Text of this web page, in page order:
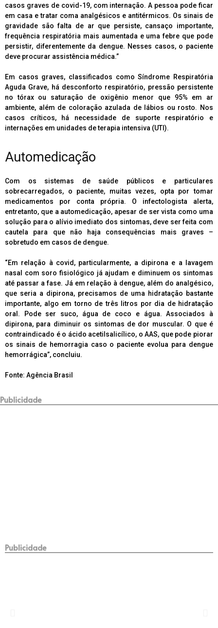
casos graves de covid-19, com internação. A pessoa pode ficar
em casa e tratar coma analgésicos e antitérmicos. Os sinais de
gravidade são falta de ar que persiste, cansaço importante,
frequência respiratória mais aumentada e uma febre que pode
persistir, diferentemente da dengue. Nesses casos, o paciente
deve procurar assistência médica.”
Em casos graves, classificados como Síndrome Respiratória
Aguda Grave, há desconforto respiratório, pressão persistente
no tórax ou saturação de oxigênio menor que 95% em ar
ambiente, além de coloração azulada de lábios ou rosto. Nos
casos críticos, há necessidade de suporte respiratório e
internações em unidades de terapia intensiva (UTI).
Automedicação
Com os sistemas de saúde públicos e particulares
sobrecarregados, o paciente, muitas vezes, opta por tomar
medicamentos por conta própria. O infectologista alerta,
entretanto, que a automedicação, apesar de ser vista como uma
solução para o alívio imediato dos sintomas, deve ser feita com
cautela para que não haja consequências mais graves –
sobretudo em casos de dengue.
“Em relação à covid, particularmente, a dipirona e a lavagem
nasal com soro fisiológico já ajudam e diminuem os sintomas
até passar a fase. Já em relação à dengue, além do analgésico,
que seria a dipirona, precisamos de uma hidratação bastante
importante, algo em torno de três litros por dia de hidratação
oral. Pode ser suco, água de coco e água. Associados à
dipirona, para diminuir os sintomas de dor muscular. O que é
contraindicado é o ácido acetilsalicílico, o AAS, que pode piorar
os sinais de hemorragia caso o paciente evolua para dengue
hemorrágica”, concluiu.
Fonte: Agência Brasil
Publicidade
Publicidade